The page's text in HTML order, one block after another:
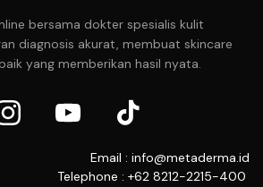
bersama dokter spesialis kulit
diagnosis akurat, membuat skincare
yang memberikan hasil nyata.
Email : info@metaderma.id
Telephone : +62 8212-2215-400